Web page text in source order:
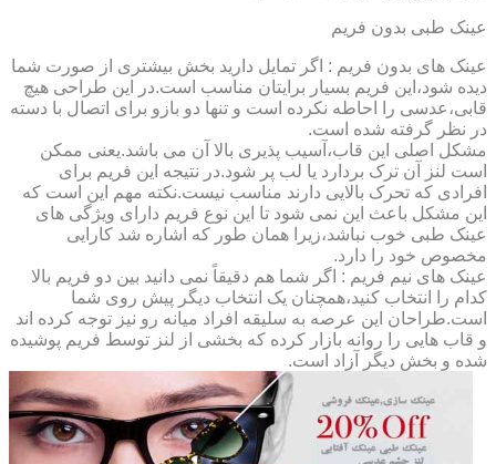
عینک طبی بدون فریم
عینک های بدون فریم : اگر تمایل دارید بخش بیشتری از صورت شما
دیده شود،این فریم بسیار برایتان مناسب است.در این طراحی هیچ
قابی،عدسی را احاطه نکرده است و تنها دو بازو برای اتصال با دسته
در نظر گرفته شده است.
مشکل اصلی این قاب،آسیب پذیری بالا آن می باشد.یعنی ممکن
است لنز آن ترک بردارد یا لب پر شود.در نتیجه این فریم برای
افرادی که تحرک بالایی دارند مناسب نیست.نکته مهم این است که
این مشکل باعث این نمی شود تا این نوع فریم دارای ویژگی های
عینک طبی خوب نباشد،زیرا همان طور که اشاره شد کارایی
مخصوص خود را دارد.
عینک های نیم فریم : اگر شما هم دقیقاً نمی دانید بین دو فریم بالا
کدام را انتخاب کنید،همچنان یک انتخاب دیگر پیش روی شما
است.طراحان این عرصه به سلیقه افراد میانه رو نیز توجه کرده اند
و قاب هایی را روانه بازار کرده که بخشی از لنز توسط فریم پوشیده
شده و بخش دیگر آزاد است.